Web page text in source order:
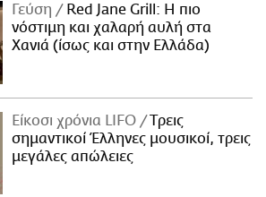
Γεύση
Red Jane Grill: Η πιο
νόστιμη και χαλαρή αυλή στα
Χανιά (ίσως και στην Ελλάδα)
Είκοσι χρόνια LIFO
Tρεις
σημαντικοί Έλληνες μουσικοί, τρεις
μεγάλες απώλειες